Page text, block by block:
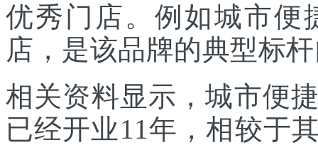
优秀门店。例如城市便
店，是该品牌的典型标
相关资料显示，城市便
已经开业11年，相较于